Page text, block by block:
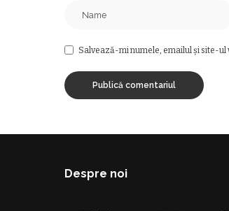
Salvează-mi numele, emailul și site-ul
Despre noi